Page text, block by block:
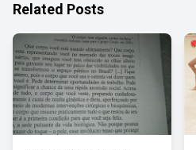
Related Posts